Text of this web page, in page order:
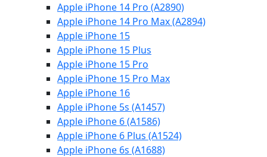
Apple iPhone 14 Pro (A2890)
Apple iPhone 14 Pro Max (A2894)
Apple iPhone 15
Apple iPhone 15 Plus
Apple iPhone 15 Pro
Apple iPhone 15 Pro Max
Apple iPhone 16
Apple iPhone 5s (A1457)
Apple iPhone 6 (A1586)
Apple iPhone 6 Plus (A1524)
Apple iPhone 6s (A1688)